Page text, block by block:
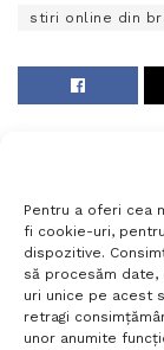
Pentru a oferi cea
fi cookie-uri,
dispozitive.
să procesăm date,
uri unice pe acest
retragi
unor anumite
stiri online din
Termeni si
Politica